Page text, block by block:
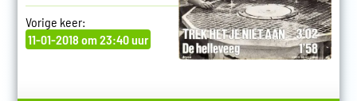
Vorige keer:
11-01-2018 om 23:40 uur